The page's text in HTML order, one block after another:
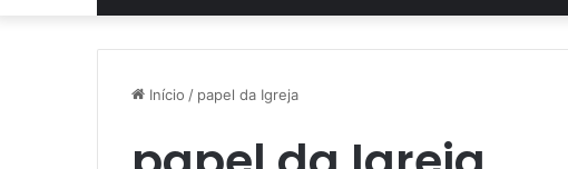
Início / papel da Igreja